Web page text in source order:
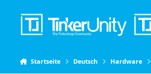
Startseite Deutsch Hardware